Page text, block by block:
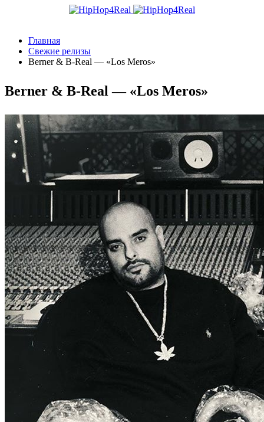
Главная
Свежие релизы
Berner & B-Real — «Los Meros»
Berner & B-Real — «Los Meros»